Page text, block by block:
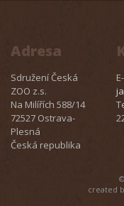
Adresa
Sdružení Česká
ZOO z.s.
Na Milířích 588/14
72527 Ostrava-
Plesná
Česká republika
created